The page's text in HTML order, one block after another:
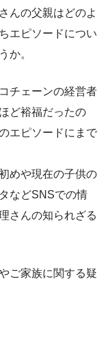
んの父親はどのよ
エピソードについ
か。
チェーンの経営者
ど裕福だったの
エピソードにまで
めや現在の子供の
などSNSでの情
さんの知られざる
ご家族に関する疑